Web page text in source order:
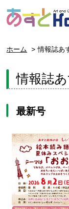
ホーム 情報誌あ
情報誌
最新号